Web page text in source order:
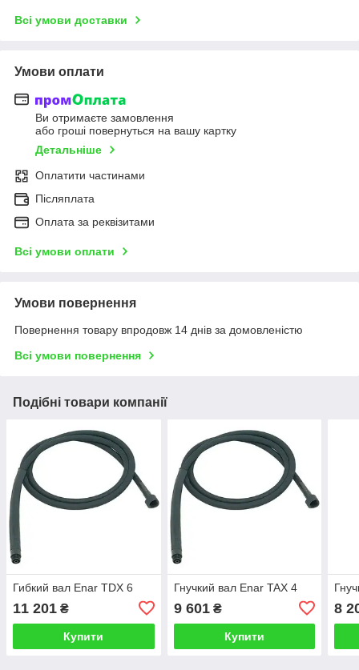
Всі умови доставки
Умови оплати
Ви отримаєте замовлення
або гроші повернуться на вашу картку
Детальніше
Оплатити частинами
Післяплата
Оплата за реквізитами
Всі умови оплати
Умови повернення
Повернення товару впродовж 14 днів за домовленістю
Всі умови повернення
Подібні товари компанії
Гибкий вал Enar TDX 6
11 201 ₴
Купити
Гнучкий вал Enar TAX 4
9 601₴
Купити
8